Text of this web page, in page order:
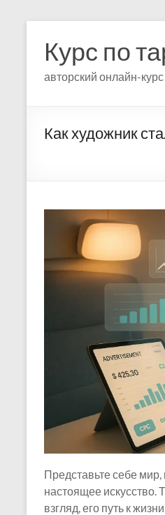
содержимому
Курс по
авторский онлайн-
Как художник
Представьте себе
настоящее
взгляд, его путь к